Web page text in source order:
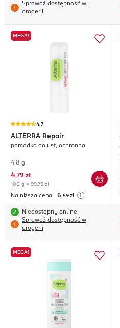
Sprawdź dostępność w
drogerii
MEGA!
4,7
ALTERRA Repair
pomadka do ust, ochronna
4,8 g
4,79 zł
100 g = 99,79 zł
Najniższa cena: 6,59 zł
Niedostępny online
Sprawdź dostępność w
drogerii
MEGA!